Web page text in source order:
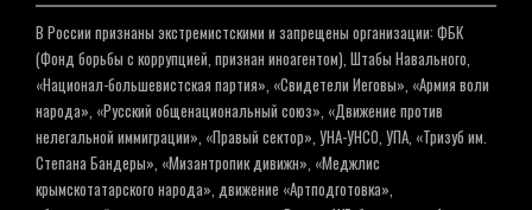
В России признаны экстремистскими и запрещены организации: ФБК
(Фонд борьбы с коррупцией, признан иноагентом), Штабы Навального,
«Национал-большевистская партия», «Свидетели Иеговы», «Армия воли
народа», «Русский общенациональный союз», «Движение против
нелегальной иммиграции», «Правый сектор», УНА-УНСО, УПА, «Тризуб им.
Степана Бандеры», «Мизантропик дивижн», «Меджлис
крымскотатарского народа», движение «Артподготовка»,